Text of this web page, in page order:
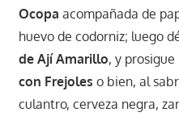
Ocopa acompañada de
huevo de codorniz; luego
de Ají Amarillo, y
con Frejoles o bien, al
culantro, cerveza negra,